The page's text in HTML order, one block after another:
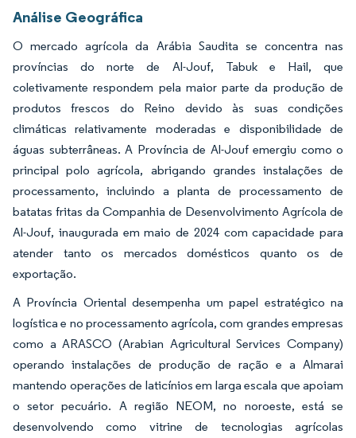
Análise Geográfica
O mercado agrícola da Arábia Saudita se concentra nas
províncias do norte de Al-Jouf, Tabuk e Hail, que
coletivamente respondem pela maior parte da produção de
produtos frescos do Reino devido às suas condições
climáticas relativamente moderadas e disponibilidade de
águas subterrâneas. A Província de Al-Jouf emergiu como o
principal polo agrícola, abrigando grandes instalações de
processamento, incluindo a planta de processamento de
batatas fritas da Companhia de Desenvolvimento Agrícola de
Al-Jouf, inaugurada em maio de 2024 com capacidade para
atender tanto os mercados domésticos quanto os de
exportação.
A Província Oriental desempenha um papel estratégico na
logística e no processamento agrícola, com grandes empresas
como a ARASCO (Arabian Agricultural Services Company)
operando instalações de produção de ração e a Almarai
mantendo operações de laticínios em larga escala que apoiam
o setor pecuário. A região NEOM, no noroeste, está se
desenvolvendo como vitrine de tecnologias agrícolas